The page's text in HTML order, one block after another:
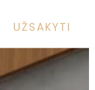
UŽSAKYTI